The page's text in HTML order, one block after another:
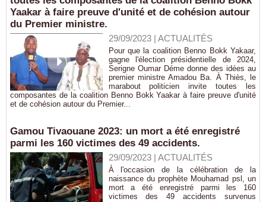
Yaakar à faire preuve d'unité et de cohésion autour
du Premier ministre.
29/09/2023| ACTUALITÉS
Pour que la coalition Benno Bokk Yakaar,
gagne l'élection présidentielle de 2024,
Serigne Oumar Déme donne des idées au
premier ministre Amadou Ba. À Thiès, le
marabout politicien invite toutes les
composantes de la coalition Benno Bokk Yaakar à faire preuve d'unité
et de cohésion autour du Premier...
Gamou Tivaouane 2023: un mort a été enregistré
parmi les 160 victimes des 49 accidents.
29/09/2023| ACTUALITÉS
À l'occasion de la célébration de la
naissance du prophète Mouhamad psl, un
mort a été enregistré parmi les 160
victimes des 49 accidents survenus